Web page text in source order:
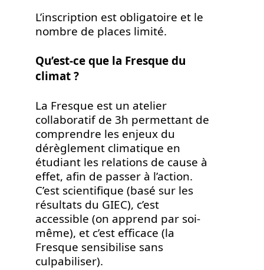
L’inscription est obligatoire et le
nombre de places limité.
Qu’est-ce que la Fresque du
climat ?
La Fresque est un atelier
collaboratif de 3h permettant de
comprendre les enjeux du
dérèglement climatique en
étudiant les relations de cause à
effet, afin de passer à l’action.
C’est scientifique (basé sur les
résultats du GIEC), c’est
accessible (on apprend par soi-
même), et c’est efficace (la
Fresque sensibilise sans
culpabiliser).